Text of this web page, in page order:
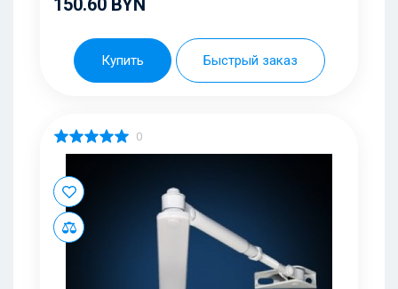
150.60 BYN
Купить Быстрый заказ
0